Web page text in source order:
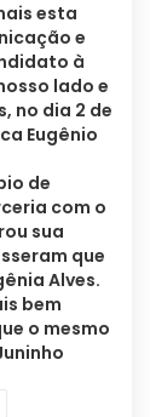
esta
e
à
lado e
no dia 2 de
Eugênio
de
com o
sua
que
Alves.
bem
o mesmo